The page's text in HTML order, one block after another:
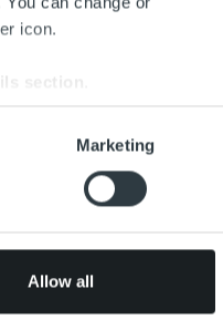
icon.
section
our traffic. We also share
may combine it with
Marketing
Allow all
yhdistyksen tai muun
asioita. Voit maksaa,
Voit myös ilmoittaa
puolestasi.